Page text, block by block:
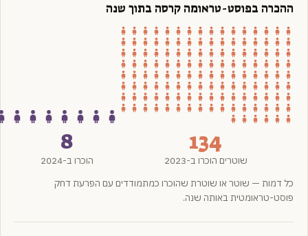
ההכרה בפוסט-טראומה קרסה בתוך שנה
134
שוטרים הוכרו ב-2023
8
הוכרו ב-2024
כל דמות — שוטר או שוטרת שהוכרו כמתמודדים עם הפרעת דחק
פוסט-טראומטית באותה שנה.